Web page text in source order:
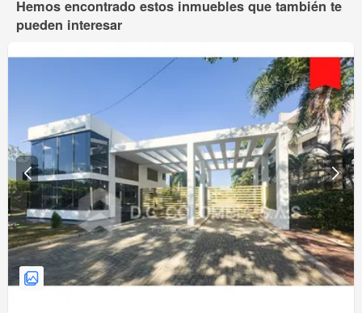
Hemos encontrado estos inmuebles que también te
pueden interesar